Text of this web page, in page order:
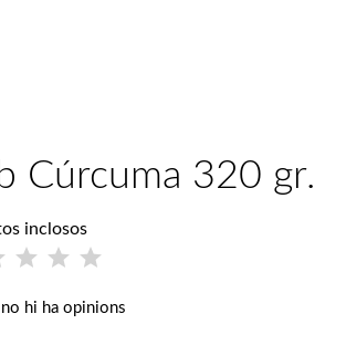
Cúrcuma 320 gr.
inclosos
no hi ha opinions